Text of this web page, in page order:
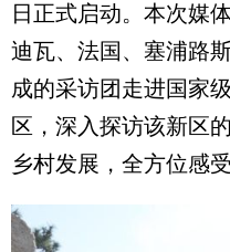
日正式启动。本次媒
迪瓦、法国、塞浦路
成的采访团走进国家
区，深入探访该新区
乡村发展，全方位感